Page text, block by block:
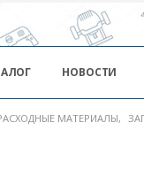
НОВОСТИ
МАТЕРИАЛЫ,